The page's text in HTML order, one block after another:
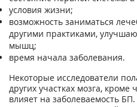
условия жизни;
возможность заниматься
другими практиками,
мышц;
время начала заболевания.
Некоторые исследователи
других участках мозга,
влияет на заболеваемость